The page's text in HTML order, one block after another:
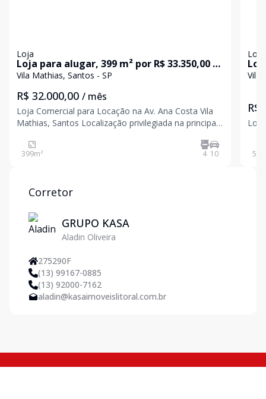
Loja
Loja para alugar, 399 m² por R$ 33.350,00 -
Vila Mathias - Santos/SP
Vila Mathias, Santos - SP
R$ 32.000,00 / mês
Loja Comercial para Locação na Av. Ana Costa Vila
Mathias, Santos Localização privilegiada na principal
para seu negócio. 10 vagas de estacionamento para
maior comodidade dos clientes. Piso em porcelan
399m² 4 10
Loja
Vila
R$
504
Corretor
GRUPO KASA
Aladin Oliveira
275290F
(13) 99167-0885
(13) 92000-7162
aladin@kasaimoveislitoral.com.br